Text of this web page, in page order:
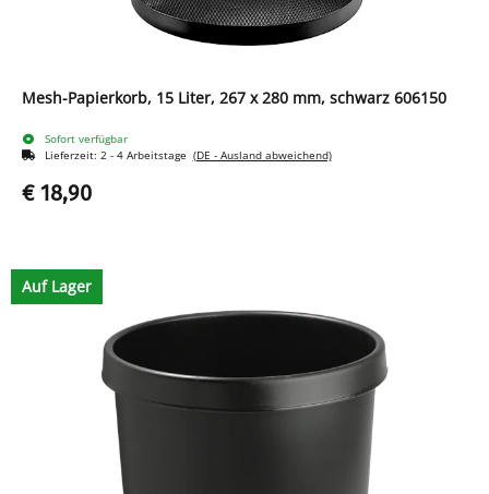
Mesh-Papierkorb, 15 Liter, 267 x 280 mm, schwarz 606150
Sofort verfügbar
Lieferzeit: 2 - 4 Arbeitstage (DE - Ausland abweichend)
€ 18,90
Auf Lager